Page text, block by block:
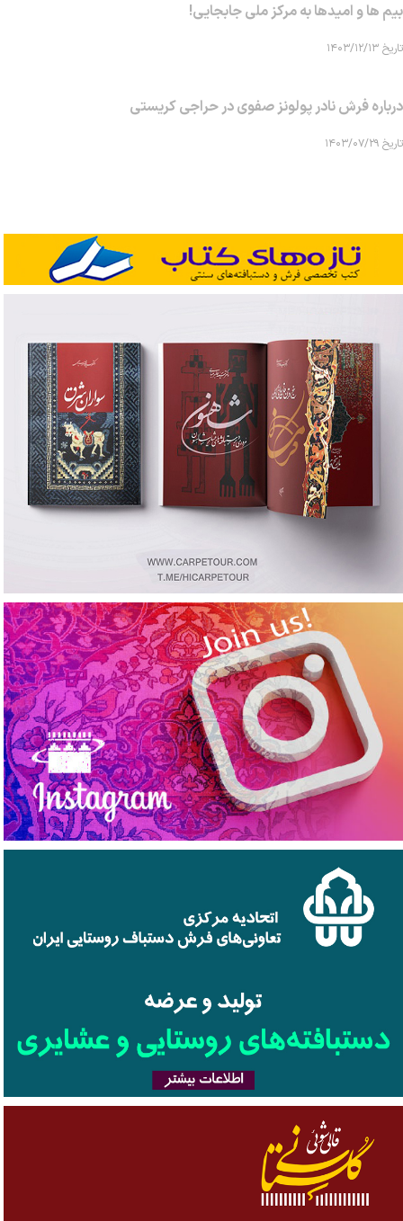
بیم ها و امیدها به مرکز ملی جابجایی!
تاریخ ۱۴۰۳/۱۲/۱۳
درباره فرش نادر پولونز صفوی در حراجی کریستی
تاریخ ۱۴۰۳/۰۷/۲۹